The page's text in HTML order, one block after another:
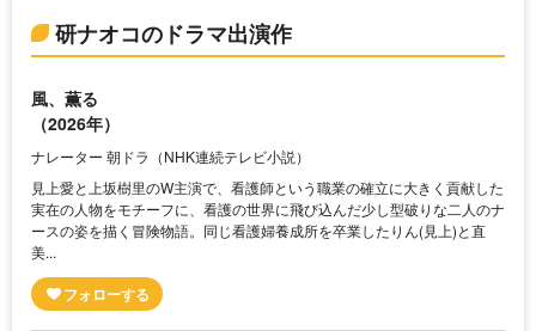
研ナオコのドラマ出演作
風、薫る
（2026年）
ナレーター 朝ドラ（NHK連続テレビ小説）
見上愛と上坂樹里のW主演で、看護師という職業の確立に大きく貢献した
実在の人物をモチーフに、看護の世界に飛び込んだ少し型破りな二人のナ
ースの姿を描く冒険物語。同じ看護婦養成所を卒業したりん(見上)と直
美...